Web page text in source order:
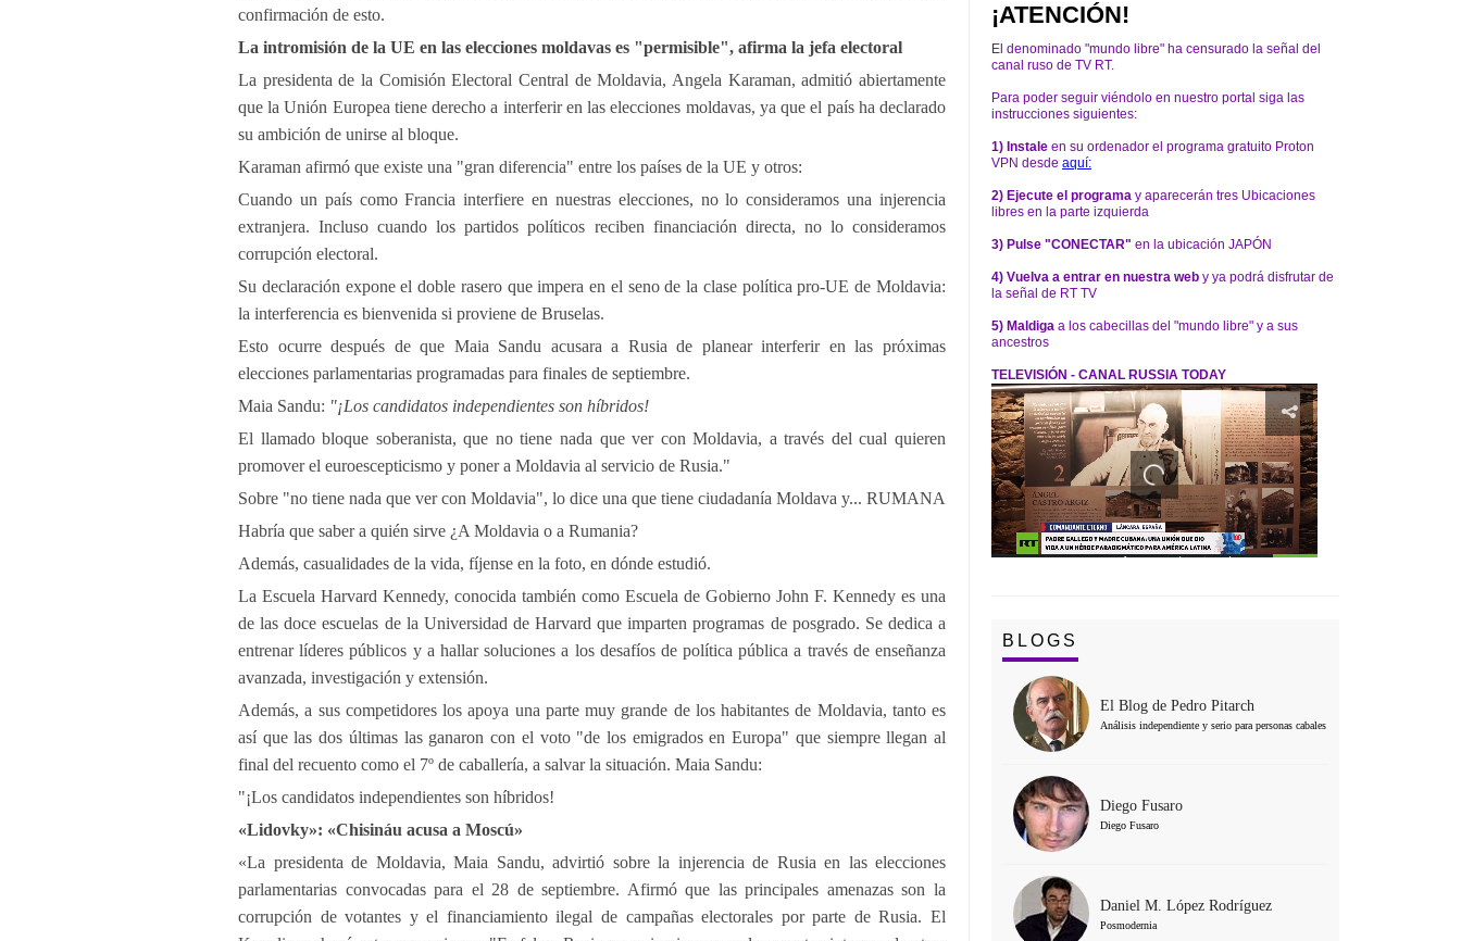
confirmación de esto.
La intromisión de la UE en las elecciones moldavas es "permisible", afirma la jefa electoral
La presidenta de la Comisión Electoral Central de Moldavia, Angela Karaman, admitió abiertamente
que la Unión Europea tiene derecho a interferir en las elecciones moldavas, ya que el país ha declarado
su ambición de unirse al bloque.
Karaman afirmó que existe una "gran diferencia" entre los países de la UE y otros:
Cuando un país como Francia interfiere en nuestras elecciones, no lo consideramos una injerencia
extranjera. Incluso cuando los partidos políticos reciben financiación directa, no lo consideramos
corrupción electoral.
Su declaración expone el doble rasero que impera en el seno de la clase política pro-UE de Moldavia:
la interferencia es bienvenida si proviene de Bruselas.
Esto ocurre después de que Maia Sandu acusara a Rusia de planear interferir en las próximas
elecciones parlamentarias programadas para finales de septiembre.
Maia Sandu: "¡Los candidatos independientes son híbridos!
El llamado bloque soberanista, que no tiene nada que ver con Moldavia, a través del cual quieren
promover el euroescepticismo y poner a Moldavia al servicio de Rusia."
Sobre "no tiene nada que ver con Moldavia", lo dice una que tiene ciudadanía Moldava y... RUMANA
Habría que saber a quién sirve ¿A Moldavia o a Rumania?
Además, casualidades de la vida, fíjense en la foto, en dónde estudió.
La Escuela Harvard Kennedy, conocida también como Escuela de Gobierno John F. Kennedy es una
de las doce escuelas de la Universidad de Harvard que imparten programas de posgrado. Se dedica a
entrenar líderes públicos y a hallar soluciones a los desafíos de política pública a través de enseñanza
avanzada, investigación y extensión.
Además, a sus competidores los apoya una parte muy grande de los habitantes de Moldavia, tanto es
así que las dos últimas las ganaron con el voto "de los emigrados en Europa" que siempre llegan al
final del recuento como el 7º de caballería, a salvar la situación. Maia Sandu:
"¡Los candidatos independientes son híbridos!
«Lidovky»: «Chisináu acusa a Moscú»
«La presidenta de Moldavia, Maia Sandu, advirtió sobre la injerencia de Rusia en las elecciones
parlamentarias convocadas para el 28 de septiembre. Afirmó que las principales amenazas son la
corrupción de votantes y el financiamiento ilegal de campañas electorales por parte de Rusia. El
¡ATENCIÓN!
El denominado "mundo libre" ha censurado la señal del
canal ruso de TV RT.
Para poder seguir viéndolo en nuestro portal siga las
instrucciones siguientes:
1) Instale en su ordenador el programa gratuito Proton
VPN desde aquí:
2) Ejecute el programa y aparecerán tres Ubicaciones
libres en la parte izquierda
3) Pulse "CONECTAR" en la ubicación JAPÓN
4) Vuelva a entrar en nuestra web y ya podrá disfrutar de
la señal de RT TV
5) Maldiga a los cabecillas del "mundo libre" y a sus
ancestros
TELEVISIÓN - CANAL RUSSIA TODAY
BLOGS
El Blog de Pedro Pitarch
Análisis independiente y serio para personas cabales
Diego Fusaro
Diego Fusaro
Daniel M. López Rodríguez
Posmodernia